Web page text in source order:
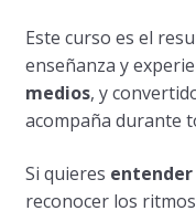
Este curso es el
enseñanza y
medios, y
acompaña durante
Si quieres entender
reconocer los